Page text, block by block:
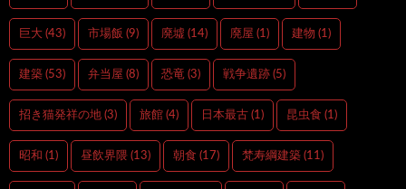
巨大 (43) 市場飯 (9) 廃墟 (14) 廃屋 (1) 建物 (1)
建築 (53) 弁当屋 (8) 恐竜 (3) 戦争遺跡 (5)
招き猫発祥の地 (3) 旅館 (4) 日本最古 (1) 昆虫食 (1)
昭和 (1) 昼飲界隈 (13) 朝食 (17) 梵寿綱建築 (11)